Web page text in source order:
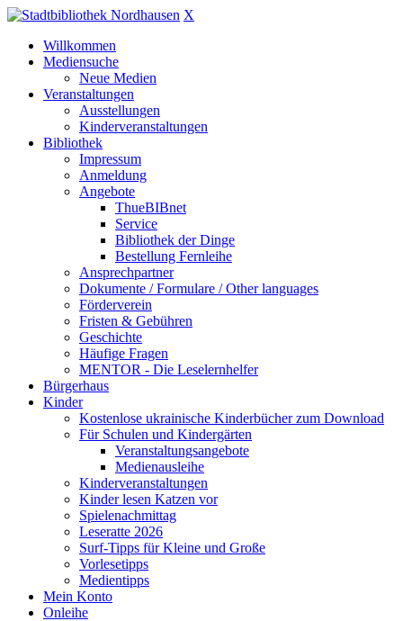
X
Willkommen
Mediensuche
Neue Medien
Veranstaltungen
Ausstellungen
Kinderveranstaltungen
Bibliothek
Impressum
Anmeldung
Angebote
ThueBIBnet
Service
Bibliothek der Dinge
Bestellung Fernleihe
Ansprechpartner
Dokumente / Formulare / Other languages
Förderverein
Fristen & Gebühren
Geschichte
Häufige Fragen
MENTOR - Die Leselernhelfer
Bürgerhaus
Kinder
Kostenlose ukrainische Kinderbücher zum Download
Für Schulen und Kindergärten
Veranstaltungsangebote
Medienausleihe
Kinderveranstaltungen
Kinder lesen Katzen vor
Spielenachmittag
Leseratte 2026
Surf-Tipps für Kleine und Große
Vorlesetipps
Medientipps
Mein Konto
Onleihe